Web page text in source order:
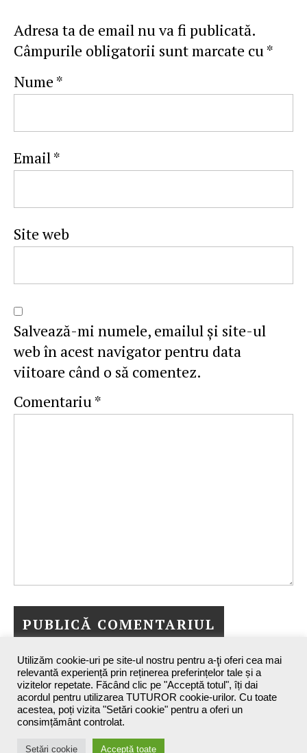
Adresa ta de email nu va fi publicată.
Câmpurile obligatorii sunt marcate cu*
Nume *
Email*
Site web
Salvează-mi numele, emailul și site-ul
web în acest navigator pentru data
viitoare când o să comentez.
Comentariu*
Maxine`s Blog - 2026 ©
Utilizăm cookie-uri pe site-ul nostru pentru a-ţi oferi cea mai
relevantă experiență prin reținerea preferințelor tale și a
vizitelor repetate. Făcând clic pe "Acceptă totul", îți dai
acordul pentru utilizarea TUTUROR cookie-urilor. Cu toate
acestea, poți vizita "Setări cookie" pentru a oferi un
consimțământ controlat.
Setări cookie Acceptă toate